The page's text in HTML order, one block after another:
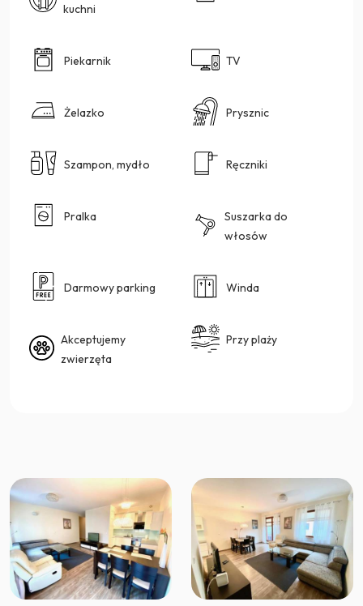
kuchni
Piekarnik TV
Żelazko Prysznic
Szampon, mydło Ręczniki
Pralka
Suszarka do
włosów
Darmowy parking Winda
Akceptujemy
zwierzęta
Przy plaży